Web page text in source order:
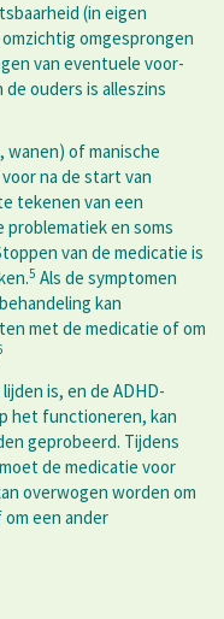
(in eigen
omgesprongen
van eventuele voor-
ouders is alleszins
wanen) of manische
na de start van
tekenen van een
en soms
van de medicatie is
5 Als de symptomen
kan
met de medicatie of om
is, en de ADHD-
het functioneren, kan
geprobeerd. Tijdens
de medicatie voor
overwogen worden om
een ander